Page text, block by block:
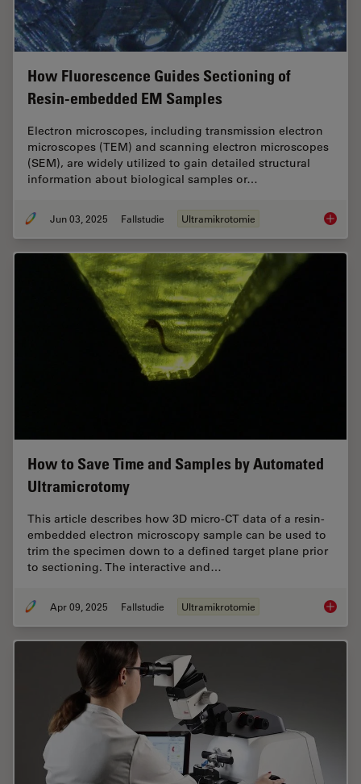
How Fluorescence Guides Sectioning of
Resin-embedded EM Samples
Electron microscopes, including transmission electron
microscopes (TEM) and scanning electron microscopes
(SEM), are widely utilized to gain detailed structural
information about biological samples or…
Jun 03, 2025 Fallstudie Ultramikrotomie How
How to Save Time and Samples by Automated
Ultramicrotomy
This article describes how 3D micro-CT data of a resin-
embedded electron microscopy sample can be used to
trim the specimen down to a defined target plane prior
to sectioning. The interactive and…
Apr 09, 2025 Fallstudie Ultramikrotomie How to